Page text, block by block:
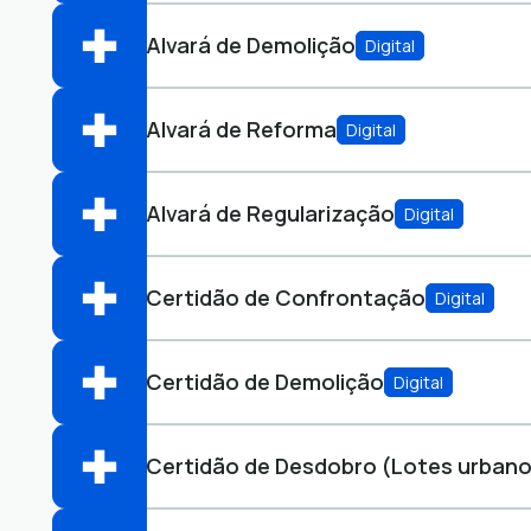
Abrir online > Via protocolo 1Doc
Perfis:
Alvará de Demolição Digital
Abrir online > Via protocolo 1Doc
Perfis:
Alvará de Reforma Digital
Abrir online > Via protocolo 1Doc
Perfis:
Alvará de Regularização Digital
Abrir online > Via protocolo 1Doc
Perfis:
Certidão de Confrontação Digital
Abrir online > Via protocolo 1Doc
Perfis:
Certidão de Demolição Digital
Abrir online > Via protocolo 1Doc
Perfis:
Certidão de Desdobro (Lotes